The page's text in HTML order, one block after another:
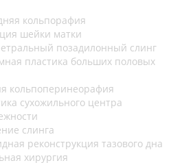
кольпорафия
шейки матки
позадилонный слинг
пластика больших половых
кольпоперинеорафия
сухожильного центра
слинга
реконструкция тазового дна
хирургия